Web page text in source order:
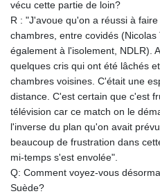
vécu cette partie de loin?
R : "J'avoue qu'on a réussi à
chambres, entre covidés
également à l'isolement, NDLR).
quelques cris qui ont été lâchés
chambres voisines. C'était une
distance. C'est certain que c'est
télévision car ce match on le
l'inverse du plan qu'on avait
beaucoup de frustration dans
mi-temps s'est envolée".
Q: Comment voyez-vous
Suède?